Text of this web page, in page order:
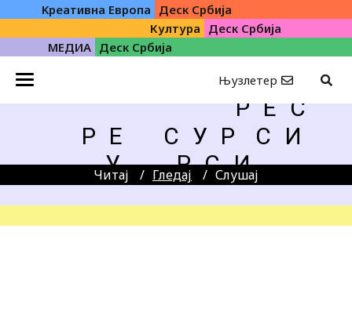
Kреативна Eвропа Деск Србија
Култура Деск Србија
МЕДИА Деск Србија
Њузлетер
Р Е С
Р Е
С У Р
С И
У
Р С И
Читај Гледај Слушај